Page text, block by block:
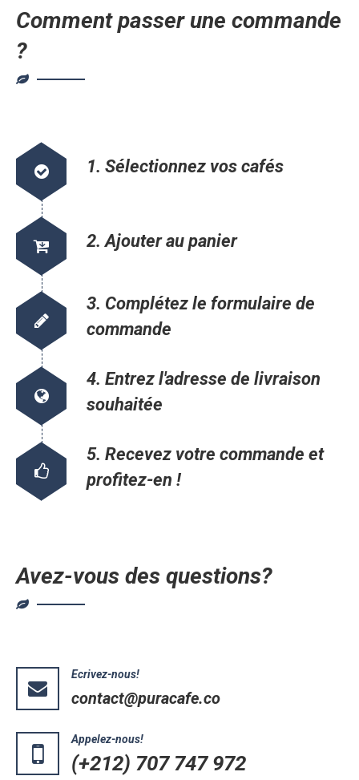
Comment passer une commande
?
1. Sélectionnez vos cafés
2. Ajouter au panier
3. Complétez le formulaire de
commande
4. Entrez l'adresse de livraison
souhaitée
5. Recevez votre commande et
profitez-en !
Avez-vous des questions?
Ecrivez-nous!
contact@puracafe.co
Appelez-nous!
(+212) 707 747 972